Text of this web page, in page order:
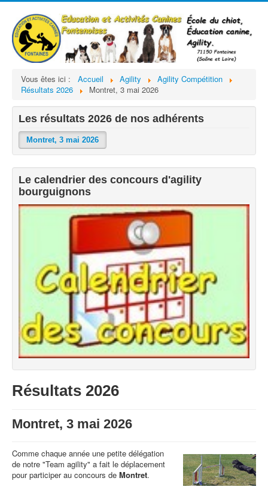
Vous êtes ici : Accueil Agility
Agility Compétition
Résultats 2026
Montret, 3 mai 2026
Les résultats 2026 de nos adhérents
Montret, 3 mai 2026
Le calendrier des concours d'agility
bourguignons
Résultats 2026
Montret, 3 mai 2026
Comme chaque année une petite délégation
de notre "Team agility" a fait le déplacement
pour participer au concours de Montret.